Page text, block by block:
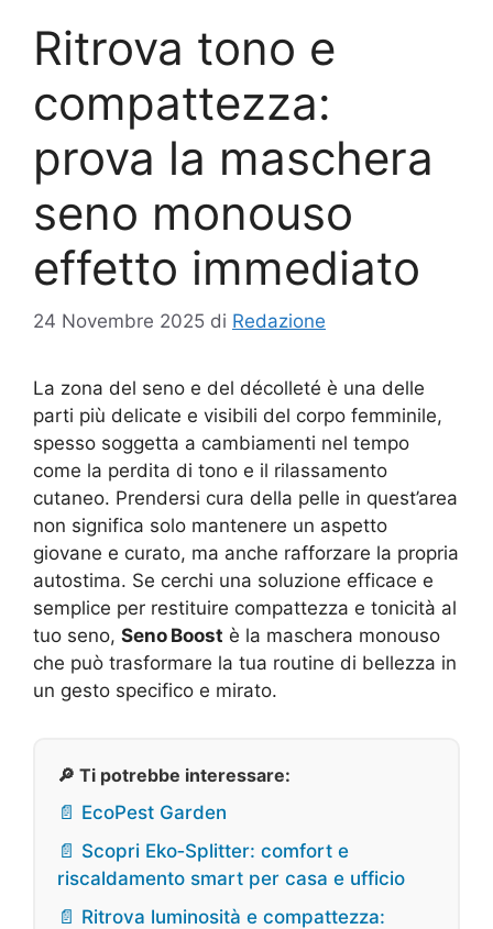
Ritrova tono e
compattezza:
prova la maschera
seno monouso
effetto immediato
24 Novembre 2025 di Redazione
La zona del seno e del décolleté è una delle
parti più delicate e visibili del corpo femminile,
spesso soggetta a cambiamenti nel tempo
come la perdita di tono e il rilassamento
cutaneo. Prendersi cura della pelle in quest’area
non significa solo mantenere un aspetto
giovane e curato, ma anche rafforzare la propria
autostima. Se cerchi una soluzione efficace e
semplice per restituire compattezza e tonicità al
tuo seno, Seno Boost è la maschera monouso
che può trasformare la tua routine di bellezza in
un gesto specifico e mirato.
🔎 Ti potrebbe interessare:
📄 EcoPest Garden
📄 Scopri Eko‑Splitter: comfort e
riscaldamento smart per casa e ufficio
📄 Ritrova luminosità e compattezza: